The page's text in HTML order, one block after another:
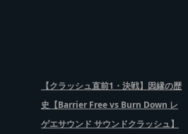
【クラッシュ直前1・決戦】因縁の歴
史【Barrier Free vs Burn Down レ
ゲエサウンド サウンドクラッシュ】